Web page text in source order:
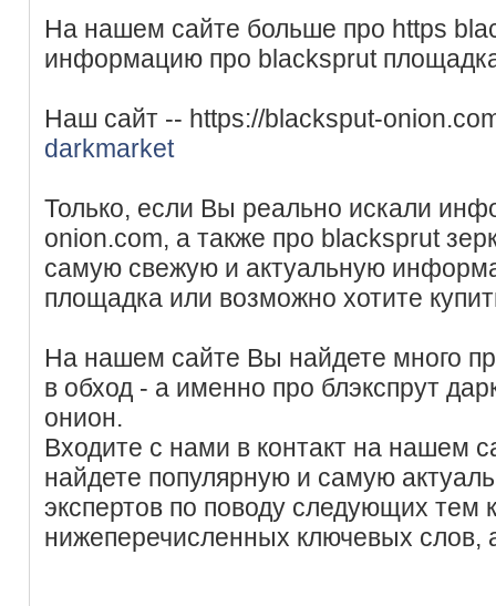
На нашем сайте больше про https
информацию про blacksprut
Наш сайт -- https://blacksput-
darkmarket
Только, если Вы реально искали
onion.com, а также про blacksprut
самую свежую и актуальную
площадка или возможно хотите
На нашем сайте Вы найдете много
в обход - а именно про блэкспрут
онион.
Входите с нами в контакт на нашем
найдете популярную и самую
экспертов по поводу следующих тем
нижеперечисленных ключевых слов,